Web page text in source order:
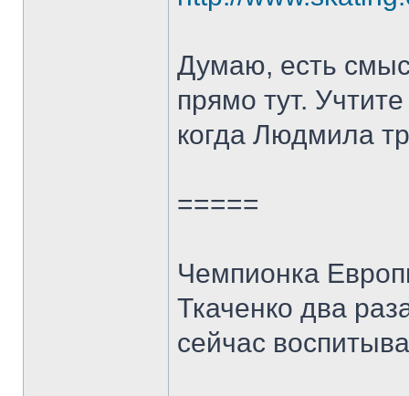
Думаю, есть
прямо тут.
когда Людмила
=====
Чемпионка
Ткаченко два
сейчас